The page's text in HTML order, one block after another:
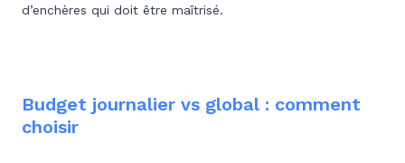
d’enchères qui doit être maîtrisé.
Budget journalier vs global : comment
choisir